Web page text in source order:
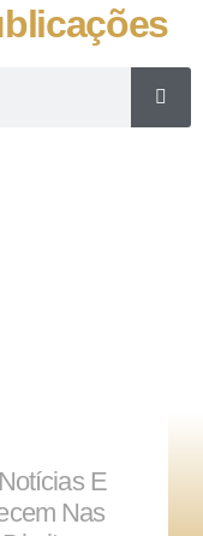
E
Nas